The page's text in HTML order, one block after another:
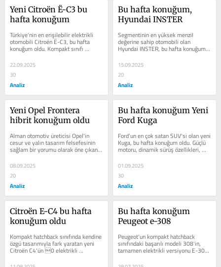
Yeni Citroën Ë-C3 bu
hafta konuğum
Türkiye'nin en erişilebilir elektrikli
otomobili Citroën Ë-C3, bu hafta
konuğum oldu. Kompakt sınıfı
aratmayan konfor ve segmentinin
üzerinde...
22.09.2025
30
Analiz
Bu hafta konuğum,
Hyundai INSTER
Segmentinin en yüksek menzil
değerine sahip otomobili olan
Hyundai INSTER, bu hafta konuğum
oldu.
15.09.2025
20
Analiz
Yeni Opel Frontera
hibrit konuğum oldu
Alman otomotiv üreticisi Opel'in
cesur ve yalın tasarım felsefesinin
sağlam bir yorumu olarak öne çıkan
yeni SUV modeli Frontera, bu hafta...
08.09.2025
20
Analiz
Bu hafta konuğum Yeni
Ford Kuga
Ford'un en çok satan SUV'si olan yeni
Kuga, bu hafta konuğum oldu. Güçlü
motoru, dinamik sürüş özellikleri,
geniş iç mekânı,...
01.09.2025
30
Analiz
Citroën E-C4 bu hafta
konuğum oldu
Kompakt hatchback sınıfında kendine
özgü tasarımıyla fark yaratan yeni
Citroën C4'ün 0 elektrikli
versiyonu ë-C4, bu hafta konuğum
oldu....
Bu hafta konuğum
Peugeot e-308
Peugeot'un kompakt hatchback
sınıfındaki başarılı modeli 308'in,
tamamen elektrikli versiyonu E-308